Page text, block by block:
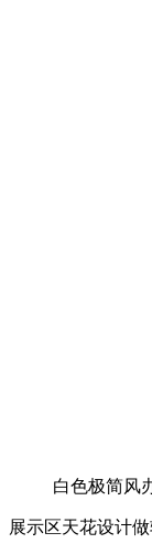
白色极简风
展示区天花设计